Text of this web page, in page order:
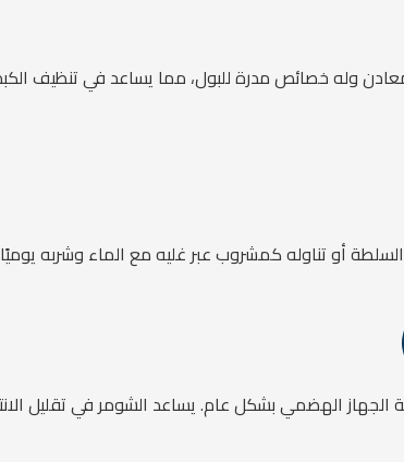
وله خصائص مدرة للبول، مما يساعد في تنظيف
أو تناوله كمشروب عبر غليه مع الماء وشربه
الهضمي بشكل عام. يساعد الشومر في تقليل